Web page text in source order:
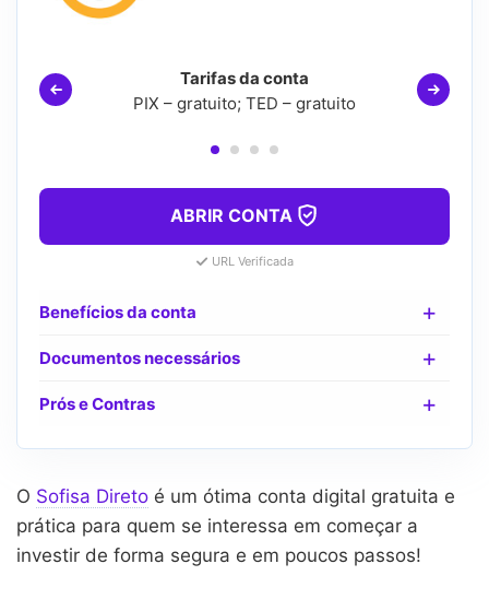
Tarifas da conta
PIX – gratuito; TED – gratuito
ABRIR CONTA
URL Verificada
Benefícios da conta
Documentos necessários
Prós e Contras
O Sofisa Direto é um ótima conta digital gratuita e
prática para quem se interessa em começar a
investir de forma segura e em poucos passos!